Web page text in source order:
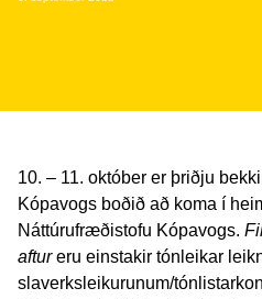
10. – 11. október er þriðju
Kópavogs boðið að koma í
Náttúrufræðistofu Kópavogs.
aftureru einstakir tónleikar
slaverksleikurunum/